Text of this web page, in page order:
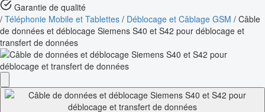
Garantie de qualité
/ Téléphonie Mobile et Tablettes / Déblocage et Câblage GSM / Câble
de données et déblocage Siemens S40 et S42 pour déblocage et
transfert de données